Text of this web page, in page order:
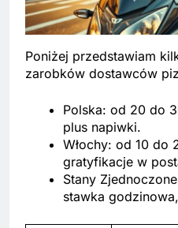
Poniżej przedstawiam
zarobków dostawców
Polska: od 20 do
plus napiwki.
Włochy: od 10 do
gratyfikacje w
Stany
stawka